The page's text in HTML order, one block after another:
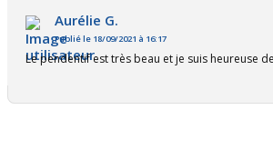
Aurélie G.
Publié le 18/09/2021 à 16:17
Le pendentif est très beau et je suis heureuse